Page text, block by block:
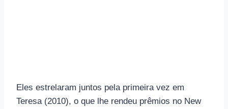
Eles estrelaram juntos pela primeira vez em
Teresa (2010), o que lhe rendeu prêmios no New